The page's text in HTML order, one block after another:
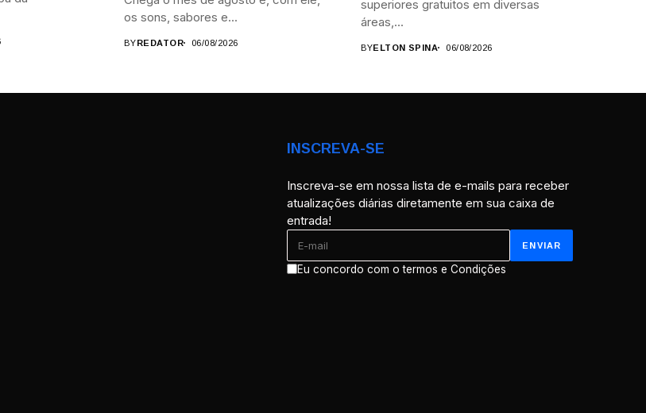
os sons, sabores e...
BYREDATOR 06/08/2026
superiores gratuitos em diversas
áreas,...
BYELTON SPINA 06/08/2026
INSCREVA-SE
Inscreva-se em nossa lista de e-mails para receber
atualizações diárias diretamente em sua caixa de
entrada!
Eu concordo com o termos e Condições